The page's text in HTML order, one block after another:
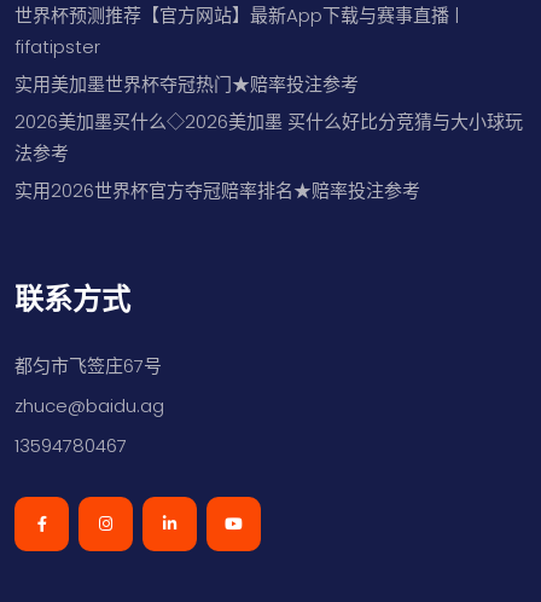
世界杯预测推荐【官方网站】最新App下载与赛事直播 |
fifatipster
实用美加墨世界杯夺冠热门★赔率投注参考
2026美加墨买什么◇2026美加墨 买什么好比分竞猜与大小球玩
法参考
实用2026世界杯官方夺冠赔率排名★赔率投注参考
联系方式
都匀市飞签庄67号
zhuce@baidu.ag
13594780467